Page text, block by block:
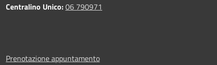
Centralino Unico:06 790971
Prenotazione appuntamento